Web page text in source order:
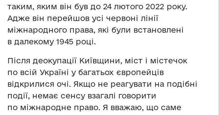
таким, яким він був до 24 лютого 2022 року.
Адже він перейшов усі червоні лінії
міжнародного права, які були встановлені
в далекому 1945 році.
Після деокупації Київщини, міст і містечок
по всій Україні у багатьох європейців
відкрилися очі. Якщо не реагувати на подібні
події, немає сенсу взагалі говорити
по міжнародне право. Я вважаю, що саме